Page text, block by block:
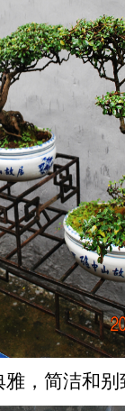
，简洁和别